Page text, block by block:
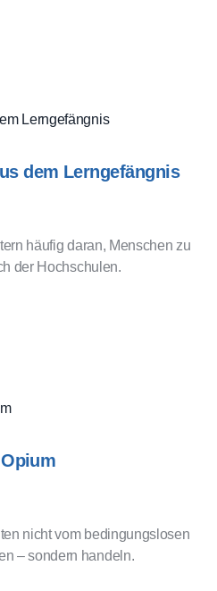
dem Lerngefängnis
häufig daran, Menschen zu
der Hochschulen.
nicht vom bedingungslosen
– sondern handeln.